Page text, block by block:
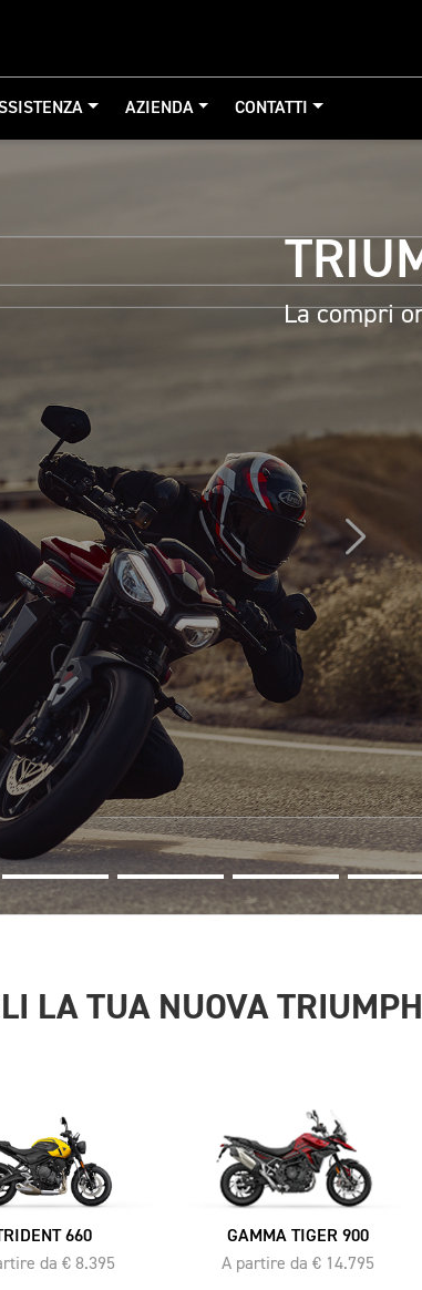
AZIENDA CONTATTI
La compri
LA TUA NUOVA TRIUMPH
660
da € 8.395
GAMMA TIGER 900
A partire da € 14.795